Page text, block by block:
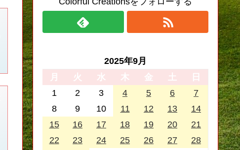
2025年9月
月
火 水 木 金 土
日
1
2 3 4 5 6
7
8
9 10 11 12 13
14
15
16 17 18 19 20
21
22
23 24 25 26 27
28